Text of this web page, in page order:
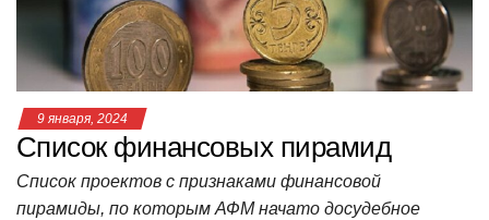
k
ni
ki
т
ь
9 января, 2024
Список финансовых пирамид
Список проектов с признаками финансовой
пирамиды, по которым АФМ начато досудебное